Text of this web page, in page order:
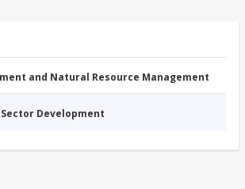
and Natural Resource Management
Sector Development